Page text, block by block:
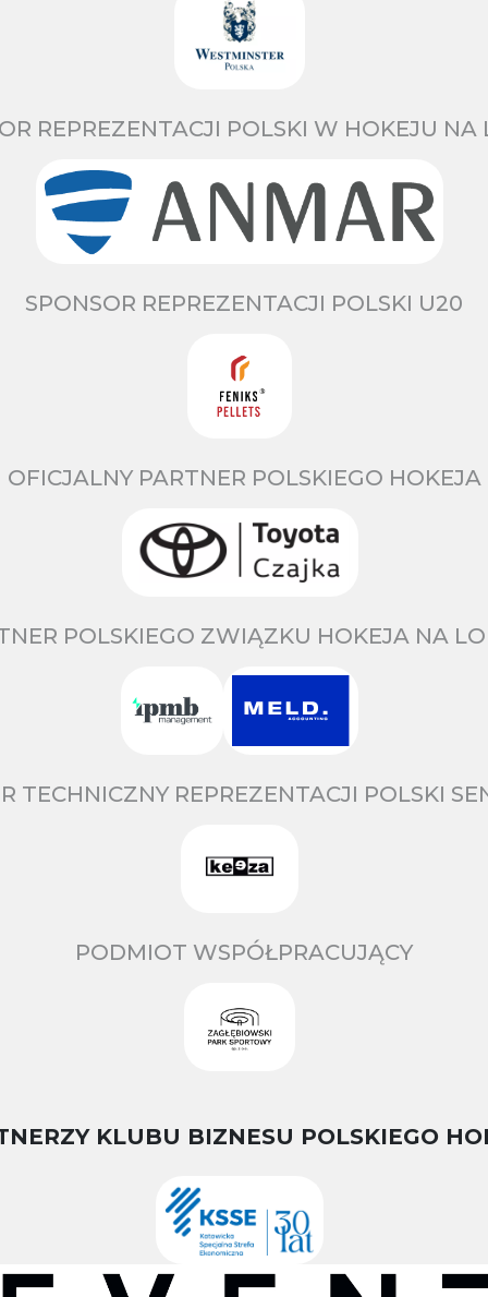
REPREZENTACJI POLSKI W HOKEJU NA
SPONSOR REPREZENTACJI POLSKI U20
OFICJALNY PARTNER POLSKIEGO HOKEJA
POLSKIEGO ZWIĄZKU HOKEJA NA
TECHNICZNY REPREZENTACJI POLSKI
PODMIOT WSPÓŁPRACUJĄCY
KLUBU BIZNESU POLSKIEGO